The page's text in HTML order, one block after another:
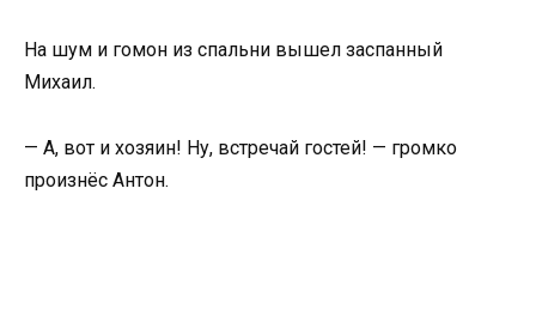
На шум и гомон из спальни вышел заспанный
Михаил.
— А, вот и хозяин! Ну, встречай гостей! — громко
произнёс Антон.